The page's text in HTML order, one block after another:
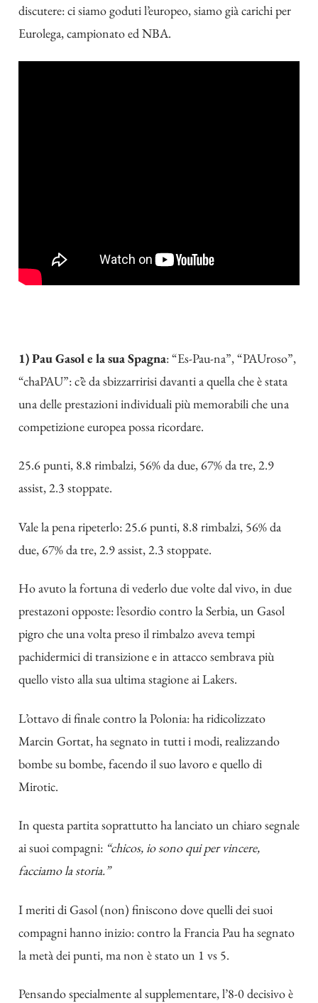
discutere: ci siamo goduti l’europeo, siamo già carichi per
Eurolega, campionato ed NBA.
1) Pau Gasol e la sua Spagna: “Es-Pau-na”, “PAUroso”,
“chaPAU”: c’è da sbizzarririsi davanti a quella che è stata
una delle prestazioni individuali più memorabili che una
competizione europea possa ricordare.
25.6 punti, 8.8 rimbalzi, 56% da due, 67% da tre, 2.9
assist, 2.3 stoppate.
Vale la pena ripeterlo: 25.6 punti, 8.8 rimbalzi, 56% da
due, 67% da tre, 2.9 assist, 2.3 stoppate.
Ho avuto la fortuna di vederlo due volte dal vivo, in due
prestazoni opposte: l’esordio contro la Serbia, un Gasol
pigro che una volta preso il rimbalzo aveva tempi
pachidermici di transizione e in attacco sembrava più
quello visto alla sua ultima stagione ai Lakers.
L’ottavo di finale contro la Polonia: ha ridicolizzato
Marcin Gortat, ha segnato in tutti i modi, realizzando
bombe su bombe, facendo il suo lavoro e quello di
Mirotic.
In questa partita soprattutto ha lanciato un chiaro segnale
ai suoi compagni: “chicos, io sono qui per vincere,
facciamo la storia.”
I meriti di Gasol (non) finiscono dove quelli dei suoi
compagni hanno inizio: contro la Francia Pau ha segnato
la metà dei punti, ma non è stato un 1 vs 5.
Pensando specialmente al supplementare, l’8-0 decisivo è